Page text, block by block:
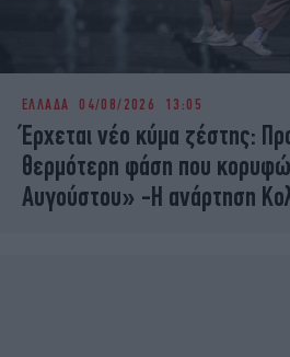
ΕΛΛΑΔΑ 04/08/2026 13:05
Έρχεται νέο κύμα ζέστης:
θερμότερη φάση που
Αυγούστου» -Η ανάρτηση